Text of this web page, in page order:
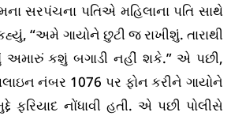
સરપંચના પતિએ મહિલાના પતિ સાથે
“અમે ગાયોને છુટી જ રાખીશું. તારાથી
કશું બગાડી નહીં શકે.” એ પછી,
નંબર 1076 પર ફોન કરીને ગાયોને
ફરિયાદ નોંધાવી હતી. એ પછી પોલીસે